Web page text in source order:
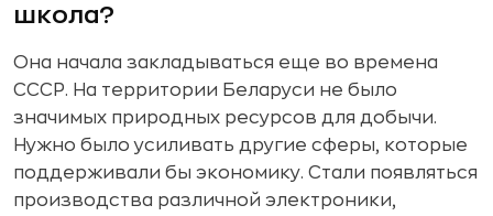
школа?
Она начала закладываться еще во времена
СССР. На территории Беларуси не было
значимых природных ресурсов для добычи.
Нужно было усиливать другие сферы, которые
поддерживали бы экономику. Стали появляться
производства различной электроники,